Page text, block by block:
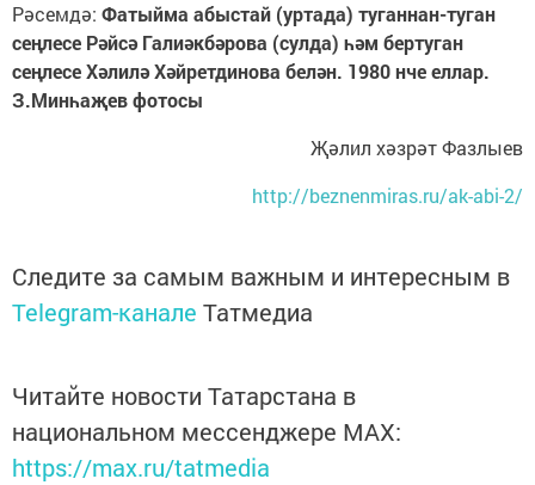
Рәсемдә: Фатыйма абыстай (уртада) туганнан-туган
сеңлесе Рәйсә Галиәкбәрова (сулда) һәм бертуган
сеңлесе Хәлилә Хәйретдинова белән. 1980 нче еллар.
З.Минһаҗев фотосы
Җәлил хәзрәт Фазлыев
http://beznenmiras.ru/ak-abi-2/
Следите за самым важным и интересным в
Telegram-канале Татмедиа
Читайте новости Татарстана в
национальном мессенджере MАХ:
https://max.ru/tatmedia